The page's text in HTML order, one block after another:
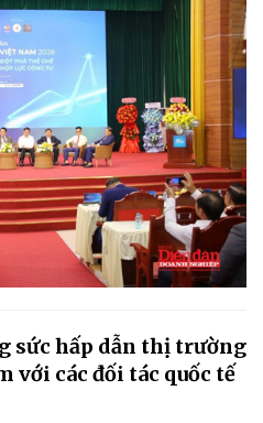
sức hấp dẫn thị trường
với các đối tác quốc tế